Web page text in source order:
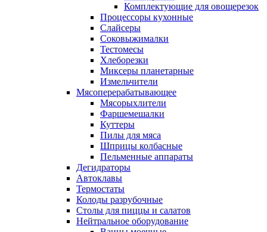
Комплектующие для овощерезок
Процессоры кухонные
Слайсеры
Соковыжималки
Тестомесы
Хлеборезки
Миксеры планетарные
Измельчители
Мясоперерабатывающее
Мясорыхлители
Фаршемешалки
Куттеры
Пилы для мяса
Шприцы колбасные
Пельменные аппараты
Дегидраторы
Автоклавы
Термостаты
Колоды разрубочные
Столы для пиццы и салатов
Нейтральное оборудование